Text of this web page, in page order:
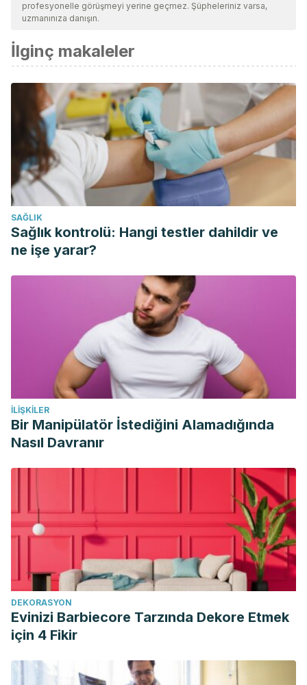
tarafından derinlemesine incelendi. Bu makalenin bibliyografisi
kabul edildi.
Jimenez, C., Carpena, M., Lourenço, C., Gallardo, M.,
Lorenzo, J. M., Barba, F. J., Prieto, M. A., & Simal, J. (2020).
Bioactive Compounds and Quality of Extra Virgin Olive Oil.
Foods, 9(8), 1014.https://www.mdpi.com/2304-
8158/9/8/1014
Kato, Y., Domoto, T., Hiramitsu, M., Katagiri, T., Sato, K.,
Miyake, Y., Aoi, S., Ishihara, K., Ikeda, H., Umei, N.,
Takigawa, A., & Harada, T. (2014). Effect on blood pressure
of daily lemon ingestion and walking.
and Metabolism
https://www.ncbi.nlm.nih.gov/pmc/articles/PMC4003767/
Klimek-Szczykutowicz, M., Szopa, A., & Ekiert, H. (2020).
Citrus limon (Lemon) Phenomenon—A Review of the
Chemistry, Pharmacological Properties, Applications in the
Modern Pharmaceutical, Food, and Cosmetics Industries,
and Biotechnological Studies.Plants, 9(1), 119.
https://www.mdpi.com/2223-7747/9/1/119
Musumeci, G., Trovato, F. M., Pichler, K., Weinberg, A. M., &
Loreto, C., Castrogiovanni, P. (2013). Extra-virgin olive oil
diet and mild physical activity prevent cartilage
The Journal of Nutritional
https://www.sciencedirect.com/science/article/abs/pii/
Ramos, C. I., de Lima, A. F. A., Grilli, D. G., & Cuppari, L.
(2015). The short-term effects of olive oil and flaxseed oil
for the treatment of constipation in hemodialysis
Journal of Renal Nutrition
(1), 50-56.
https://www.sciencedirect.com/science/article/abs/pii/
U. S. Department of Agriculture. (1 de abril de 2019).Oil,
app.html#/food-details/171413/nutrients
profesyonelle görüşmeyi yerine geçmez. Şüpheleriniz varsa,
uzmanınıza danışın.
İlginç makaleler
SAĞLIK
Sağlık kontrolü: Hangi testler dahildir ve
ne işe yarar?
İLIŞKILER
Bir Manipülatör İstediğini Alamadığında
Nasıl Davranır
DEKORASYON
Evinizi Barbiecore Tarzında Dekore Etmek
için 4 Fikir